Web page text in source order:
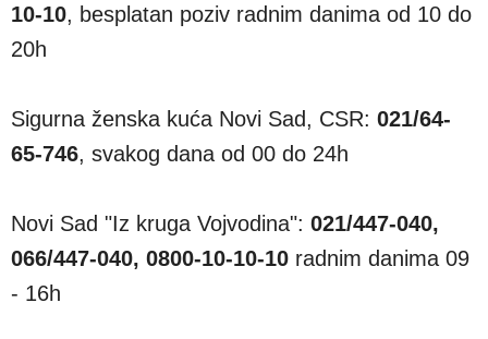
10-10, besplatan poziv radnim danima od 10 do
20h
Sigurna ženska kuća Novi Sad, CSR: 021/64-
65-746, svakog dana od 00 do 24h
Novi Sad "Iz kruga Vojvodina": 021/447-040,
066/447-040, 0800-10-10-10 radnim danima 09
- 16h